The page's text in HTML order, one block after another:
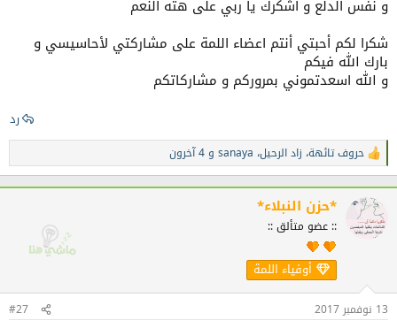
فيا رب احفظهن و احفظلي كل أهلي بحفظك يا أرحم الراحمين
و نفس الدلع و أشكرك يا ربي على هته النعم
شكرا لكم أحبتي أنتم اعضاء اللمة على مشاركتي لأحاسيسي و
بارك الله فيكم
و الله اسعدتموني بمروركم و مشاركاتكم
رد
ا
ل
ت
ف
ا
ع
حروف تائهة، زاد الرحيل، sanaya و 4 آخرون
*حزن النبلاء*
:: عضو متألق ::
أوفياء اللمة
13 نوفمبر 2017 #27